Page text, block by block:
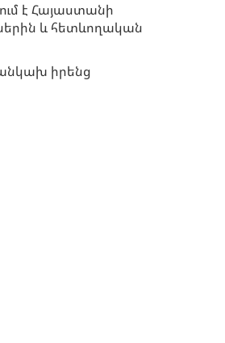
է Հայաստանի
և հետևողական
իրենց